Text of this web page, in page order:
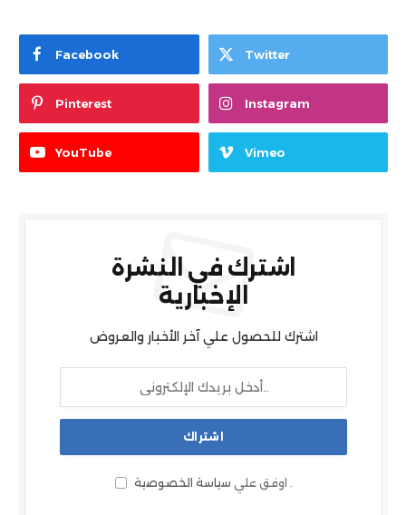
Facebook Twitter
Pinterest Instagram
YouTube Vimeo
اشترك في النشرة
الإخبارية
اشترك للحصول علي آخر الأخبار والعروض
اوفق علي سياسة الخصوصية